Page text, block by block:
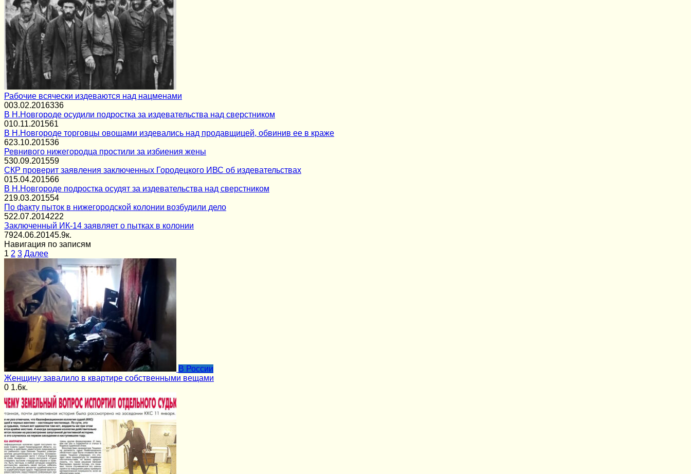
Рабочие всячески издеваются над нацменами
003.02.2016336
В Н.Новгороде осудили подростка за издевательства над сверстником
010.11.201561
В Н.Новгороде торговцы овощами издевались над продавщицей, обвинив ее в краже
623.10.201536
Ревнивого нижегородца простили за избиения жены
530.09.201559
СКР проверит заявления заключенных Городецкого ИВС об издевательствах
015.04.201566
В Н.Новгороде подростка осудят за издевательства над сверстником
219.03.201554
По факту пыток в нижегородской колонии возбудили дело
522.07.2014222
Заключенный ИК-14 заявляет о пытках в колонии
7924.06.20145.9к.
Навигация по записям
1 2 3 Далее
В России
Женщину завалило в квартире собственными вещами
0 1.6к.